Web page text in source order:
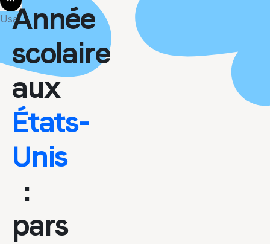
More
UsaAnnée
scolaire
aux
États-
Unis
:
pars